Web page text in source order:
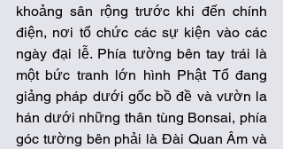
khoảng sân rộng trước khi đến chính
điện, nơi tổ chức các sự kiện vào các
ngày đại lễ. Phía tường bên tay trái là
một bức tranh lớn hình Phật Tổ đang
giảng pháp dưới gốc bồ đề và vườn la
hán dưới những thân tùng Bonsai, phía
góc tường bên phải là Đài Quan Âm và